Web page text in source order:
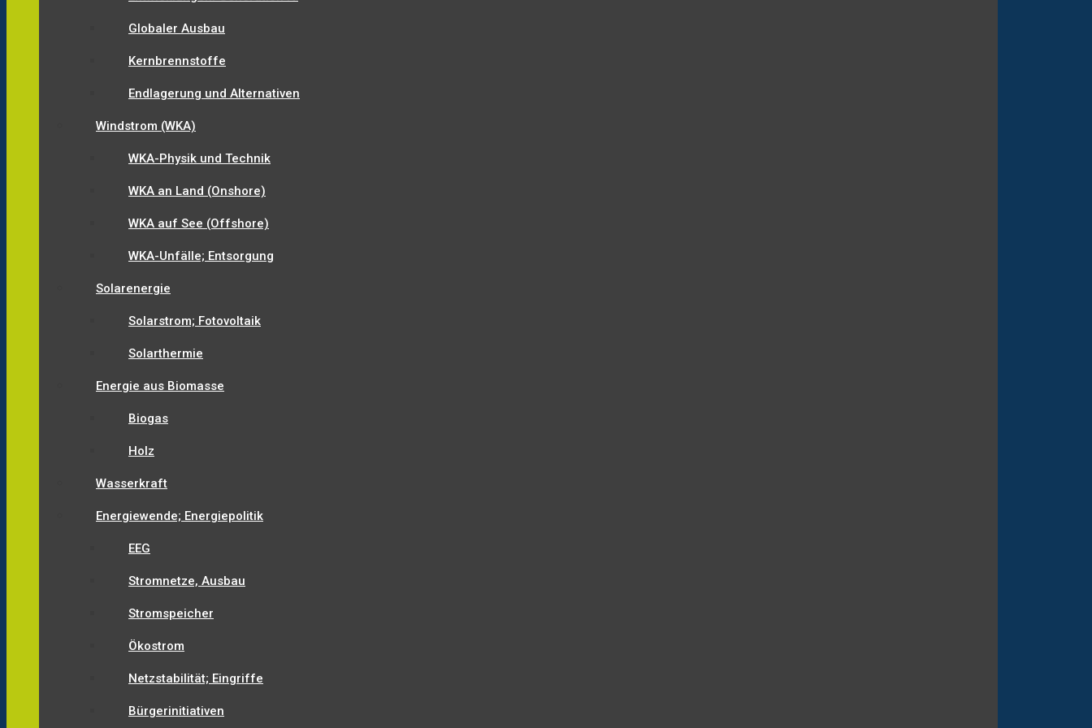
Globaler Ausbau
Kernbrennstoffe
Endlagerung und Alternativen
Windstrom (WKA)
WKA-Physik und Technik
WKA an Land (Onshore)
WKA auf See (Offshore)
WKA-Unfälle; Entsorgung
Solarenergie
Solarstrom; Fotovoltaik
Solarthermie
Energie aus Biomasse
Biogas
Holz
Wasserkraft
Energiewende; Energiepolitik
EEG
Stromnetze, Ausbau
Stromspeicher
Ökostrom
Netzstabilität; Eingriffe
Bürgerinitiativen